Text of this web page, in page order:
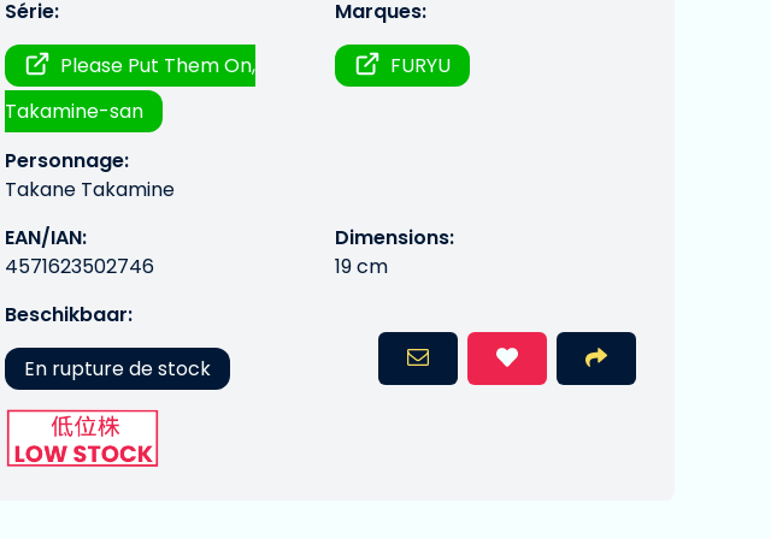
Série:
Please Put Them On,
Takamine-san
Marques:
FURYU
Personnage:
Takane Takamine
EAN/IAN:
4571623502746
Dimensions:
19 cm
Beschikbaar:
En rupture de stock